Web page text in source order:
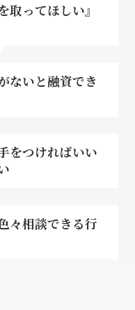
取ってほしい』
ないと融資でき
をつければいい
々相談できる行